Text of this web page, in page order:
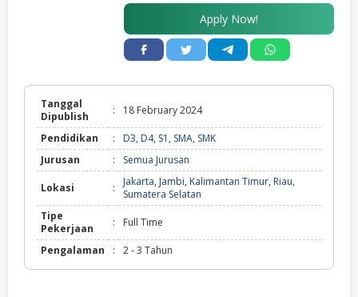
Apply Now!
Tanggal
Dipublish
: 18 February 2024
Pendidikan : D3, D4, S1 , SMA, SMK
Jurusan
: Semua Jurusan
Lokasi : Jakarta, Jambi, Kalimantan Timur, Riau,
Sumatera Selatan
Tipe
Pekerjaan
: Full Time
Pengalaman : 2 - 3 Tahun